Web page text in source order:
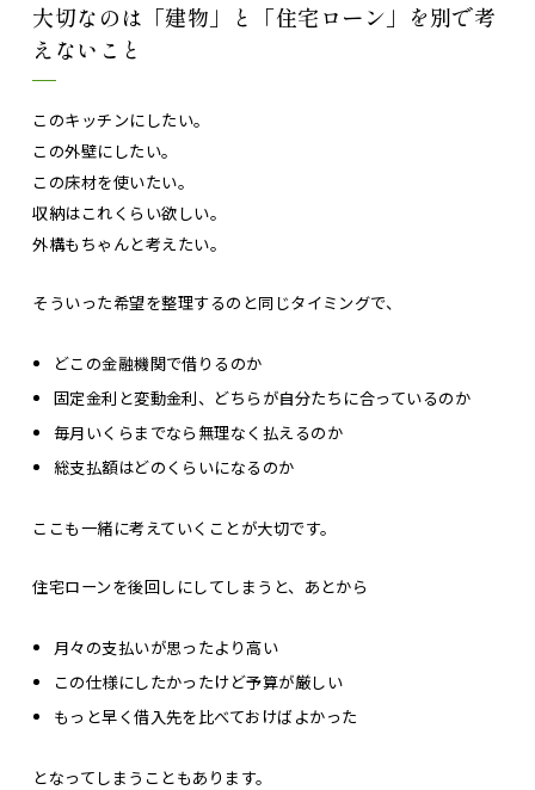
大切なのは「建物」と「住宅ローン」を別で考
えないこと
このキッチンにしたい。
この外壁にしたい。
この床材を使いたい。
収納はこれくらい欲しい。
外構もちゃんと考えたい。
そういった希望を整理するのと同じタイミングで、
どこの金融機関で借りるのか
固定金利と変動金利、どちらが自分たちに合っているのか
毎月いくらまでなら無理なく払えるのか
総支払額はどのくらいになるのか
ここも一緒に考えていくことが大切です。
住宅ローンを後回しにしてしまうと、あとから
月々の支払いが思ったより高い
この仕様にしたかったけど予算が厳しい
もっと早く借入先を比べておけばよかった
となってしまうこともあります。